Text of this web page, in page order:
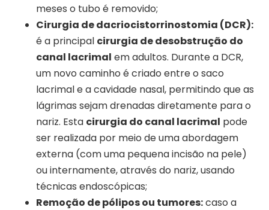
meses o tubo é removido;
Cirurgia de dacriocistorrinostomia (DCR):
é a principal cirurgia de desobstrução do
canal lacrimal em adultos. Durante a DCR,
um novo caminho é criado entre o saco
lacrimal e a cavidade nasal, permitindo que as
lágrimas sejam drenadas diretamente para o
nariz. Esta cirurgia do canal lacrimal pode
ser realizada por meio de uma abordagem
externa (com uma pequena incisão na pele)
ou internamente, através do nariz, usando
técnicas endoscópicas;
Remoção de pólipos ou tumores:caso a